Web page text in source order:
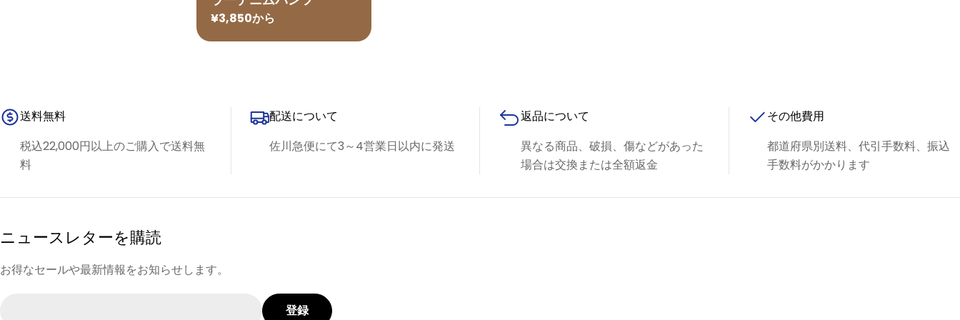
通
¥3,850から
送料無料
税込22,000円以上のご購入で送料無
料
配送について
佐川急便にて3～4営業日以内に発送
返品について
異なる商品、破損、傷などがあった
場合は交換または全額返金
その他費用
都道府県別送料、代引手数料、振込
手数料がかかります
ニュースレターを購読
お得なセールや最新情報をお知らせします。
登録